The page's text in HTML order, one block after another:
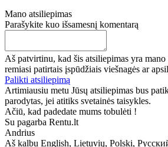
Mano atsiliepimas
Parašykite kuo išsamesnį komentarą
Aš patvirtinu, kad šis atsiliepimas yra
remiasi patirtais įspūdžiais viešnagės ar
Palikti atsiliepimą
Artimiausiu metu Jūsų atsiliepimas bus
parodytas, jei atitiks svetainės taisykles.
Ačiū, kad padedate mums tobulėti !
Su pagarba Rentu.lt
Andrius
Aš kalbu English, Lietuvių, Polski,